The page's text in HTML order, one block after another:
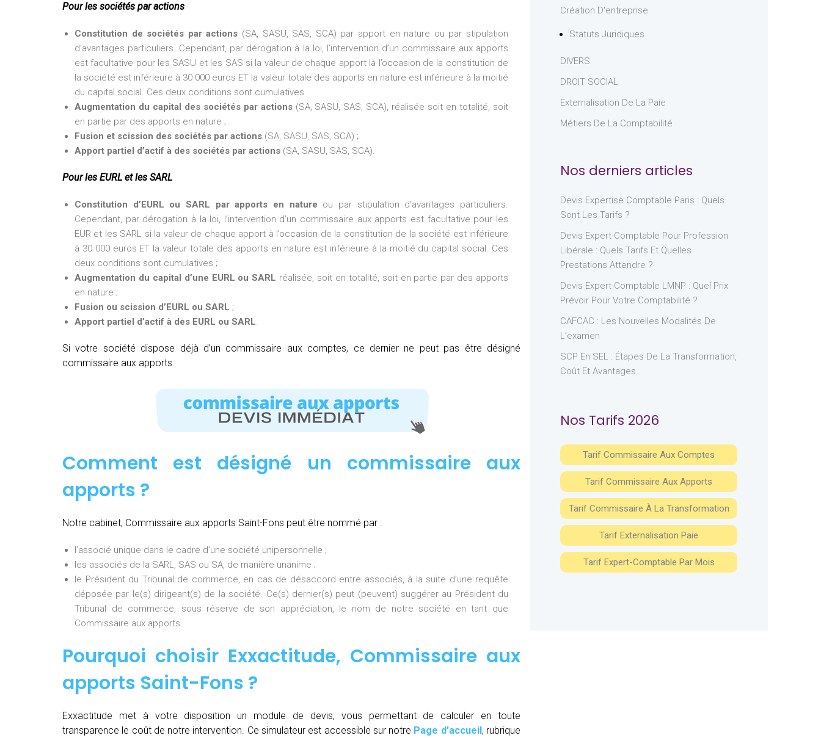
Pour les sociétés par actions
Constitution de sociétés par actions (SA, SASU, SAS, SCA) par apport en nature ou par stipulation
d’avantages particuliers. Cependant, par dérogation à la loi, l’intervention d’un commissaire aux apports
est facultative pour les SASU et les SAS si la valeur de chaque apport là l’occasion de la constitution de
la société est inférieure à 30 000 euros ET la valeur totale des apports en nature est inférieure à la moitié
du capital social. Ces deux conditions sont cumulatives.
Augmentation du capital des sociétés par actions(SA, SASU, SAS, SCA), réalisée soit en totalité, soit
en partie par des apports en nature ;
Fusion et scission des sociétés par actions (SA, SASU, SAS, SCA) ;
Apport partiel d’actif à des sociétés par actions (SA, SASU, SAS, SCA).
Pour les EURL et les SARL
Constitution d’EURL ou SARL par apports en nature ou par stipulation d’avantages particuliers.
Cependant, par dérogation à la loi, l’intervention d’un commissaire aux apports est facultative pour les
EUR et les SARL si la valeur de chaque apport à l’occasion de la constitution de la société est inférieure
à 30 000 euros ET la valeur totale des apports en nature est inférieure à la moitié du capital social. Ces
deux conditions sont cumulatives ;
Augmentation du capital d’une EURL ou SARL réalisée, soit en totalité, soit en partie par des apports
en nature ;
Fusion ou scission d’EURL ou SARL ;
Apport partiel d’actif à des EURL ou SARL.
Si votre société dispose déjà d’un commissaire aux comptes, ce dernier ne peut pas être désigné
commissaire aux apports.
Comment est désigné un commissaire aux
apports ?
Notre cabinet, Commissaire aux apports Saint-Fons peut être nommé par :
l’associé unique dans le cadre d’une société unipersonnelle ;
les associés de la SARL, SAS ou SA, de manière unanime ;
le Président du Tribunal de commerce, en cas de désaccord entre associés, à la suite d’une requête
déposée par le(s) dirigeant(s) de la société. Ce(s) dernier(s) peut (peuvent) suggérer au Président du
Tribunal de commerce, sous réserve de son appréciation, le nom de notre société en tant que
Commissaire aux apports.
Pourquoi choisir Exxactitude, Commissaire aux
apports Saint-Fons ?
Exxactitude met à votre disposition un module de devis, vous permettant de calculer en toute
transparence le coût de notre intervention. Ce simulateur est accessible sur notre Page d’accueil, rubrique
Création D'entreprise
Statuts Juridiques
DIVERS
DROIT SOCIAL
Externalisation De La Paie
Métiers De La Comptabilité
Nos derniers articles
Devis Expertise Comptable Paris : Quels
Sont Les Tarifs ?
Devis Expert-Comptable Pour Profession
Libérale : Quels Tarifs Et Quelles
Prestations Attendre ?
Devis Expert-Comptable LMNP : Quel Prix
Prévoir Pour Votre Comptabilité ?
CAFCAC : Les Nouvelles Modalités De
L’examen
SCP En SEL : Étapes De La Transformation,
Coût Et Avantages
Nos Tarifs 2026
Tarif Commissaire Aux Comptes
Tarif Commissaire Aux Apports
Tarif Commissaire À La Transformation
Tarif Externalisation Paie
Tarif Expert-Comptable Par Mois